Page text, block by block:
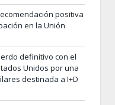
positiva
en la Unión
definitivo con el
Unidos por una
destinada a I+D